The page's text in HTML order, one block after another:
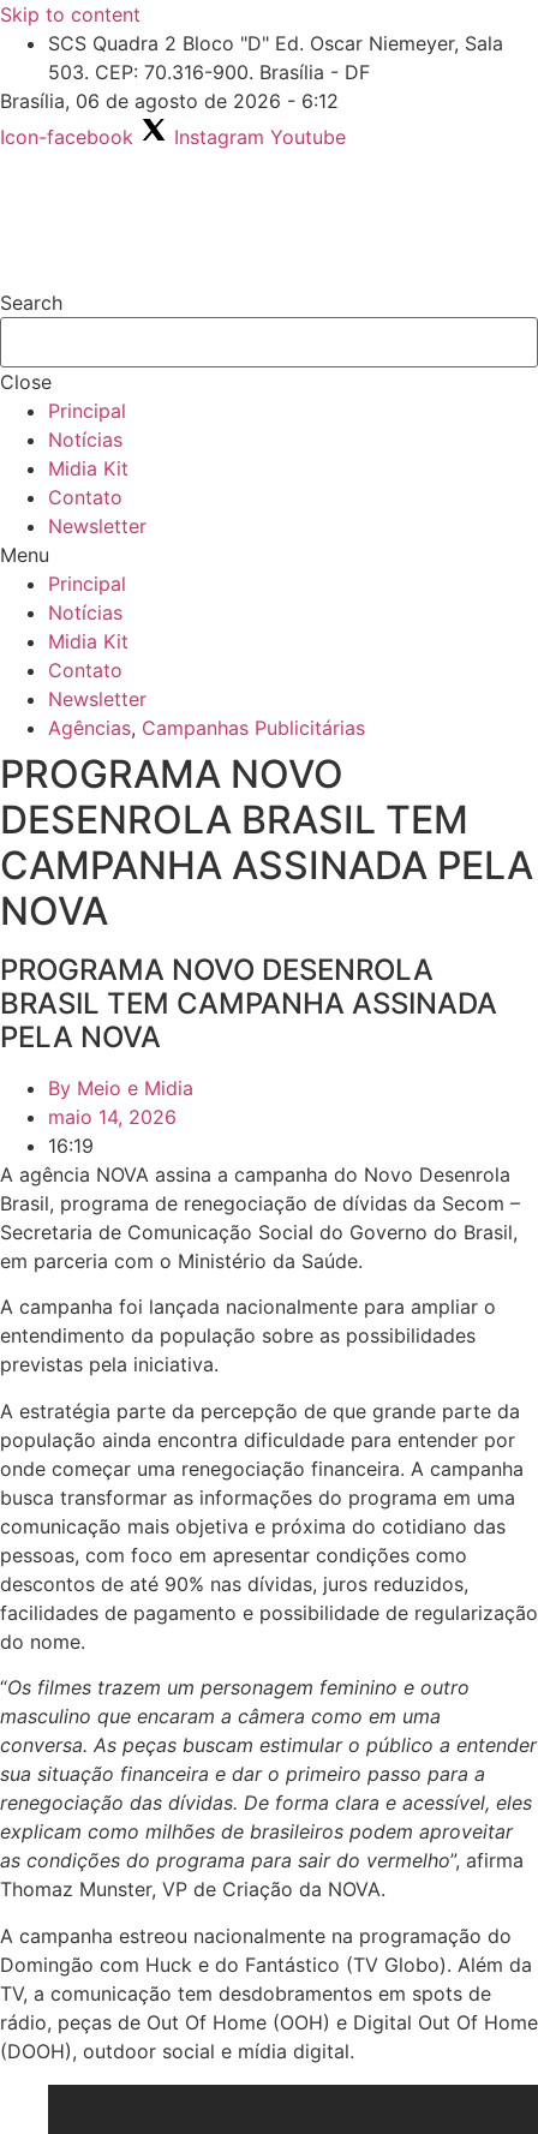
Skip to content
SCS Quadra 2 Bloco "D" Ed. Oscar Niemeyer, Sala
503. CEP: 70.316-900. Brasília - DF
Brasília, 06 de agosto de 2026 - 6:12
Icon-facebook
Instagram Youtube
Search
Close
Principal
Notícias
Midia Kit
Contato
Newsletter
Menu
Principal
Notícias
Midia Kit
Contato
Newsletter
Agências, Campanhas Publicitárias
PROGRAMA NOVO
DESENROLA BRASIL TEM
CAMPANHA ASSINADA PELA
NOVA
PROGRAMA NOVO DESENROLA
BRASIL TEM CAMPANHA ASSINADA
PELA NOVA
By Meio e Midia
maio 14, 2026
16:19
A agência NOVA assina a campanha do Novo Desenrola
Brasil, programa de renegociação de dívidas da Secom –
Secretaria de Comunicação Social do Governo do Brasil,
em parceria com o Ministério da Saúde.
A campanha foi lançada nacionalmente para ampliar o
entendimento da população sobre as possibilidades
previstas pela iniciativa.
A estratégia parte da percepção de que grande parte da
população ainda encontra dificuldade para entender por
onde começar uma renegociação financeira. A campanha
busca transformar as informações do programa em uma
comunicação mais objetiva e próxima do cotidiano das
pessoas, com foco em apresentar condições como
descontos de até 90% nas dívidas, juros reduzidos,
facilidades de pagamento e possibilidade de regularização
do nome.
“Os filmes trazem um personagem feminino e outro
masculino que encaram a câmera como em uma
conversa. As peças buscam estimular o público a entender
sua situação financeira e dar o primeiro passo para a
renegociação das dívidas. De forma clara e acessível, eles
explicam como milhões de brasileiros podem aproveitar
as condições do programa para sair do vermelho”, afirma
Thomaz Munster, VP de Criação da NOVA.
A campanha estreou nacionalmente na programação do
Domingão com Huck e do Fantástico (TV Globo). Além da
TV, a comunicação tem desdobramentos em spots de
rádio, peças de Out Of Home (OOH) e Digital Out Of Home
(DOOH), outdoor social e mídia digital.